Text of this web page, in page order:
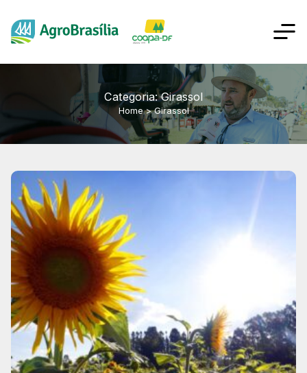
Categoria: Girassol
Home > Girassol